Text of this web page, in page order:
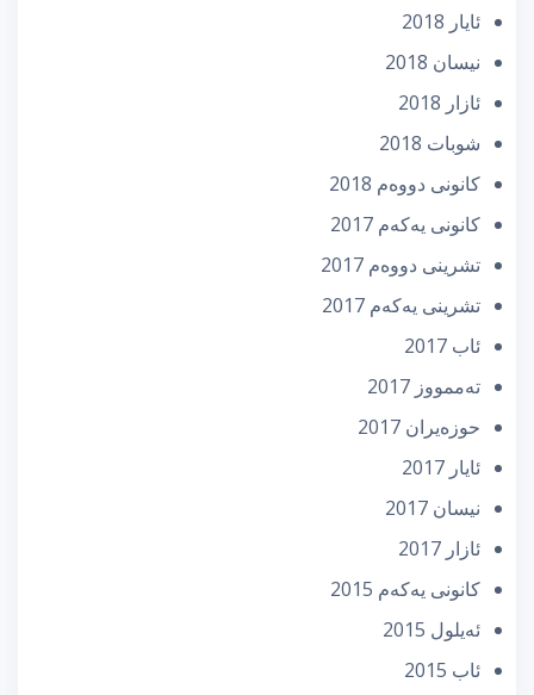
ئایار 2018
نیسان 2018
ئازار 2018
شوبات 2018
كانونی دووه‌م 2018
كانونی یه‌كه‌م 2017
تشرینی دووه‌م 2017
تشرینی یه‌كه‌م 2017
ئاب 2017
تەممووز 2017
حوزه‌یران 2017
ئایار 2017
نیسان 2017
ئازار 2017
كانونی یه‌كه‌م 2015
ئه‌یلول 2015
ئاب 2015